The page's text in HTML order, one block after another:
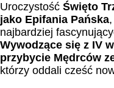
Uroczystość Święto
jako Epifania Pańska
najbardziej
Wywodzące się z IV
przybycie Mędrców
którzy oddali cześć